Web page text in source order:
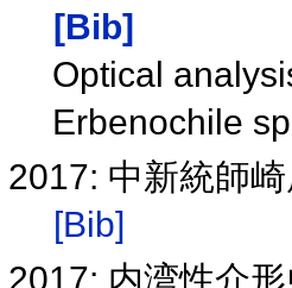
[Bib]
Optical
Erbenochile
2017: 中新統師
[Bib]
2017: 内湾性介